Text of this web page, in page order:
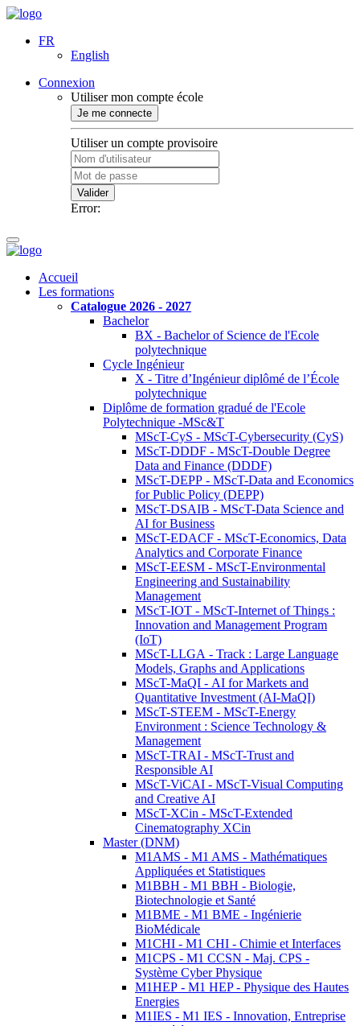
FR
English
Connexion
Utiliser mon compte école
Je me connecte
Utiliser un compte provisoire
Valider
Error:
Accueil
Les formations
Catalogue 2026 - 2027
Bachelor
BX - Bachelor of Science de l'Ecole
polytechnique
Cycle Ingénieur
X - Titre d’Ingénieur diplômé de l’École
polytechnique
Diplôme de formation gradué de l'Ecole
Polytechnique -MSc&T
MScT-CyS - MScT-Cybersecurity (CyS)
MScT-DDDF - MScT-Double Degree
Data and Finance (DDDF)
MScT-DEPP - MScT-Data and Economics
for Public Policy (DEPP)
MScT-DSAIB - MScT-Data Science and
AI for Business
MScT-EDACF - MScT-Economics, Data
Analytics and Corporate Finance
MScT-EESM - MScT-Environmental
Engineering and Sustainability
Management
MScT-IOT - MScT-Internet of Things :
Innovation and Management Program
(IoT)
MScT-LLGA - Track : Large Language
Models, Graphs and Applications
MScT-MaQI - AI for Markets and
Quantitative Investment (AI-MaQI)
MScT-STEEM - MScT-Energy
Environment : Science Technology &
Management
MScT-TRAI - MScT-Trust and
Responsible AI
MScT-ViCAI - MScT-Visual Computing
and Creative AI
MScT-XCin - MScT-Extended
Cinematography XCin
Master (DNM)
M1AMS - M1 AMS - Mathématiques
Appliquées et Statistiques
M1BBH - M1 BBH - Biologie,
Biotechnologie et Santé
M1BME - M1 BME - Ingénierie
BioMédicale
M1CHI - M1 CHI - Chimie et Interfaces
M1CPS - M1 CCSN - Maj. CPS -
Système Cyber Physique
M1HEP - M1 HEP - Physique des Hautes
Energies
M1IES - M1 IES - Innovation, Entreprise